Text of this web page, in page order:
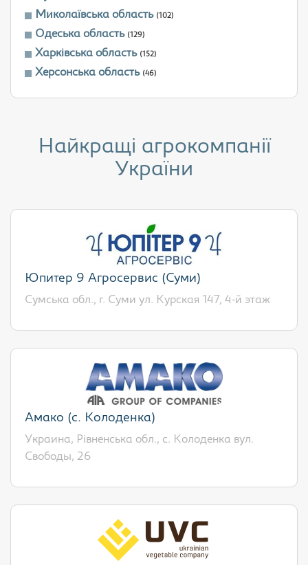
Миколаївська область (102)
Одеська область (129)
Харківська область (152)
Херсонська область (46)
Найкращі агрокомпанії
України
Юпитер 9 Агросервис (Суми)
Сумська обл., г. Суми ул. Курская 147, 4-й этаж
Амако (с. Колоденка)
Украина, Рівненська обл., с. Колоденка вул.
Свободы, 26